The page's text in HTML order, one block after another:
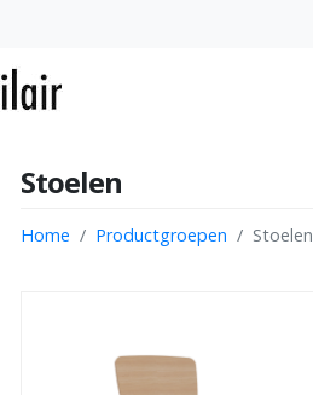
Stoelen
Home Productgroepen Stoelen